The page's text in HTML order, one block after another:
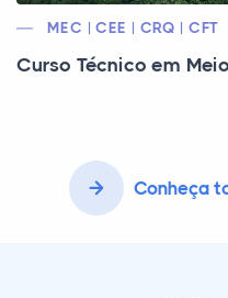
MEC | CEE | CRQ | CFT
Curso Técnico em
Conheça